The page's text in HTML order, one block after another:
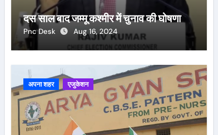
दस साल बाद जम्मू कश्मीर में चुनाव की घोषणा
Pnc Desk Aug 16, 2024
अपना शहर एजुकेशन